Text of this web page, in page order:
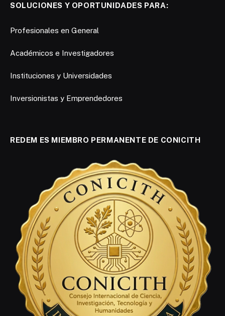
SOLUCIONES Y OPORTUNIDADES PARA:
Profesionales en General
Académicos e Investigadores
Instituciones y Universidades
Inversionistas y Emprendedores
REDEM ES MIEMBRO PERMANENTE DE CONICITH